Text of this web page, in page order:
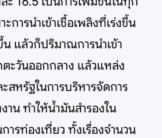
การนำเข้าเชื้อเพลิงที่เร่งขึ้น
แล้วก็ปริมาณการนำเข้า
ะวันออกกลาง แล้วแหล่ง
สหรัฐในการบริหารจัดการ
าน ทำให้น้ำมันสำรองใน
ารท่องเที่ยว ทั้งเรื่องจำนวน